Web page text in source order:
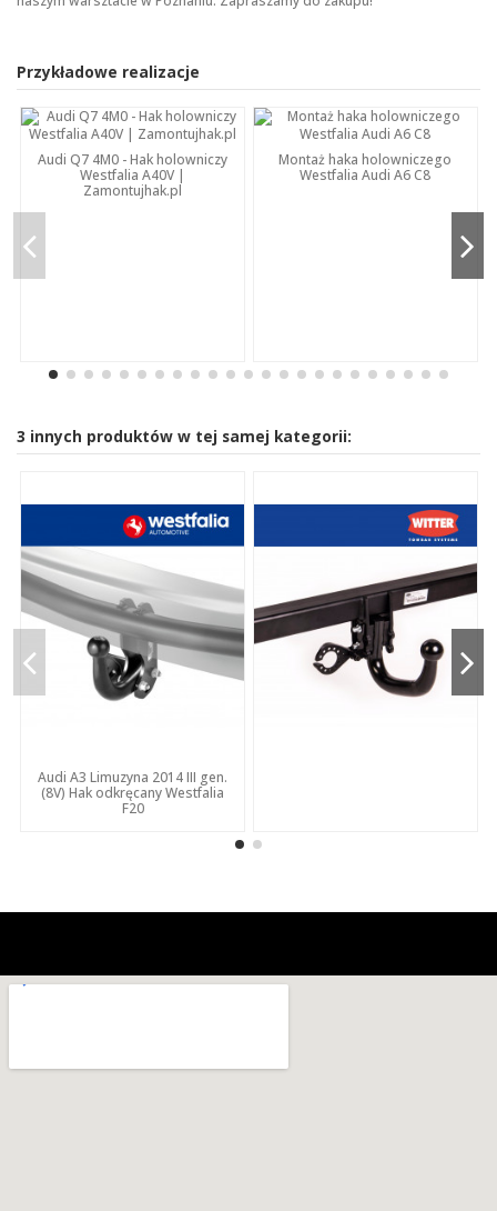
Przykładowe realizacje
Audi Q7 4M0 - Hak holowniczy
Westfalia A40V |
Zamontujhak.pl
Montaż haka holowniczego
Westfalia Audi A6 C8
3 innych produktów w tej samej kategorii:
Audi A3 Limuzyna 2014 III gen.
(8V) Hak odkręcany Westfalia
F20